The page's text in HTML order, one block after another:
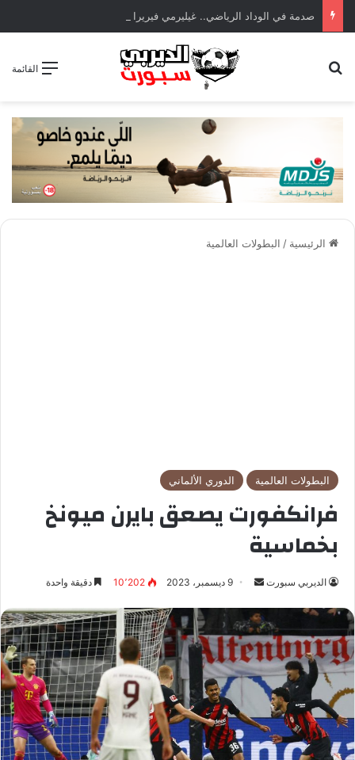
القائمة
الرئيسية / البطولات العالمية
البطولات العالمية الدوري الألماني
فرانكفورت يصعق بايرن ميونخ
بخماسية
الديربي سبورت
س
ل
ب
ر
د
إ
9 ديسمبر، 2023 10٬202 دقيقة واحدة